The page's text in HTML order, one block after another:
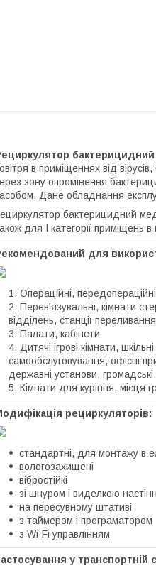
в приміщеннях від
зону опромінення
Дане обладнання
бактерицидний
для I категорії приміщень
для
Операційні,
Перев'язувальні, кімнати
відділень, станції
Палати, кабінети
Дитячі ігрові кімнати,
самообслуговування, офісні
державні установи,
Кімнати для куріння, місця
рециркуляторів:
стандартні, для монтажу в
вологозахищені
вібростійкі
зі шнуром і виделкою
на пересувному штативі
з таймером і програматором
з Wi-Fi управлінням
у транспортній